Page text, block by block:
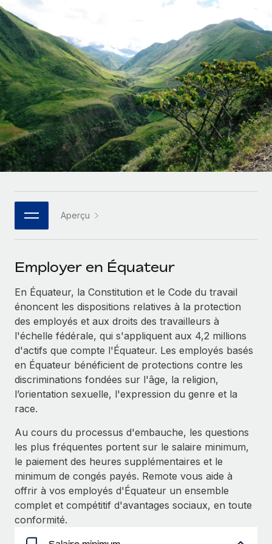
Intégrez et gérez vos freelances partout dans le monde
PEO
Sous-traitez les opérations complexes liées à l’emploi
INFRASTRUCTURE
Intégration Remote
Intégrez vos RH aux flux de travail en toute simplicité
Plateforme
Des fonctions RH clés intégrées pour votre équipe
Connectez n'importe quel outil d’IA à Remote grâce à
notre MCP
Rationalisez vos processus avec des outils essentiels
SERVICES
Demandez aux experts
Recevez des conseils d’experts sur les RH à
l’international et la conformité
Contrôles d’antécédents
Simplifiez vos processus de présélection des
candidats
Remote Watchtower
Gardez un temps d’avance sur les risques en
matière de conformité
Gestion des appareils
Achetez et suivez vos équipements informatiques
dans le monde entier
Examinez notre service par rapport aux autres
CROISSANCE
Start-ups
Des solutions agiles et internationales pour les RH et la
paie des entreprises en pleine croissance
Entreprises intermédiaires
Développez vos équipes avec des solutions RH sur
mesure
Entreprise
Les RH à l’international pour les grandes entreprises
Partenaires stratégiques de la tech
Devenir partenaire
Explorez avec nous vos opportunités de partenariat
Remote Build
Bientôt disponible
Conseil en intégrations et automatisations assistées par
ÉTUDES DE CAS
Calculateur de paiement des freelances
Découvrez les devises disponibles et les vitesses de
paiement pour vos freelances internationaux
APPRENDRE AVEC REMOTE
Recherche et guides
Études de cas
Checklists et modèles
Descriptions de postes
Événements
Salle de presse
Données sur les salaires et les talents
Centre de ressources
Obtenir de l’aide
Voir toutes les ressources
Paie multipays
EOR et PEO
Gestion des freelances
Taxes
Nederlands
Français
Deutsch
Español
Italiano
Português (Portugal)
日本語
한국어
Aperçu
Employer en Équateur
En Équateur, la Constitution et le Code du travail
énoncent les dispositions relatives à la protection
des employés et aux droits des travailleurs à
l'échelle fédérale, qui s'appliquent aux 4,2 millions
d'actifs que compte l'Équateur. Les employés basés
en Équateur bénéficient de protections contre les
discriminations fondées sur l'âge, la religion,
l’orientation sexuelle, l'expression du genre et la
race.
Au cours du processus d'embauche, les questions
les plus fréquentes portent sur le salaire minimum,
le paiement des heures supplémentaires et le
minimum de congés payés. Remote vous aide à
offrir à vos employés d'Équateur un ensemble
complet et compétitif d'avantages sociaux, en toute
conformité.